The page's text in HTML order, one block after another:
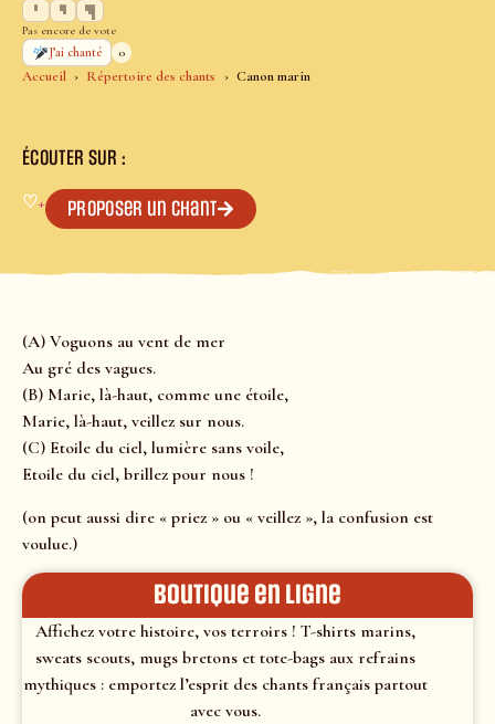
Accueil Répertoire des chants Canon marin
Pas encore de vote
J’ai chanté
0
ÉCOUTER SUR :
♡+ Proposer un chant
(A) Voguons au vent de mer
Au gré des vagues.
(B) Marie, là-haut, comme une étoile,
Marie, là-haut, veillez sur nous.
(C) Etoile du ciel, lumière sans voile,
Etoile du ciel, brillez pour nous !
(on peut aussi dire « priez » ou « veillez », la confusion est
voulue.)
Boutique en ligne
Affichez votre histoire, vos terroirs ! T-shirts marins,
sweats scouts, mugs bretons et tote-bags aux refrains
mythiques : emportez l’esprit des chants français partout
avec vous.